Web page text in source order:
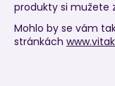
produkty si mužete
Mohlo by se vám
stránkách